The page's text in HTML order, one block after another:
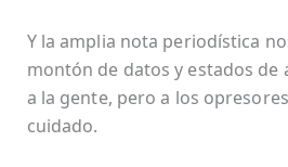
Y la amplia nota periodística
montón de datos y estados de
a la gente, pero a los
cuidado.